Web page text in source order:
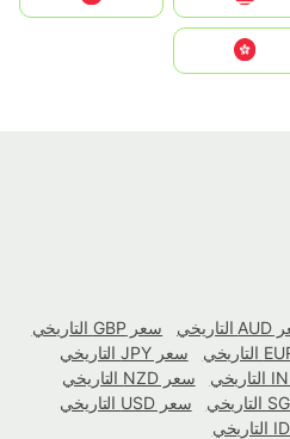
سعر GBP التاريخي
سعر JPY التاريخي
سعر NZD التاريخي
سعر USD التاريخي